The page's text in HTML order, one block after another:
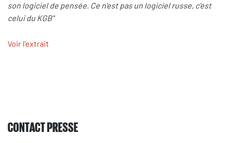
son logiciel de pensée. Ce n'est pas un logiciel russe, c'est
celui du KGB"
Voir l'extrait
CONTACT PRESSE